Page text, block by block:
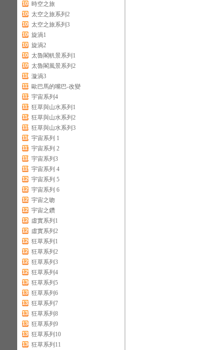
103 時空之旅
104 太空之旅系列2
105 太空之旅系列3
106 旋渦1
107 旋渦2
108 太魯閣軓景系列1
109 太魯閣風景系列2
110 漩渦3
111 歐巴馬的嘴巴-改變
112 宇宙系列4
113 狂草與山水系列1
114 狂草與山水系列2
115 狂草與山水系列3
116 宇宙系列 1
117 宇宙系列 2
118 宇宙系列3
119 宇宙系列 4
120 宇宙系列 5
121 宇宙系列 6
122 宇宙之吻
123 宇宙之鑽
124 虛實系列1
125 虛實系列2
126 狂草系列1
127 狂草系列2
128 狂草系列3
129 狂草系列4
130 狂草系列5
131 狂草系列6
132 狂草系列7
133 狂草系列8
134 狂草系列9
135 狂草系列10
136 狂草系列11